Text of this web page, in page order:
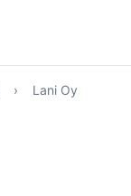
› Lani Oy